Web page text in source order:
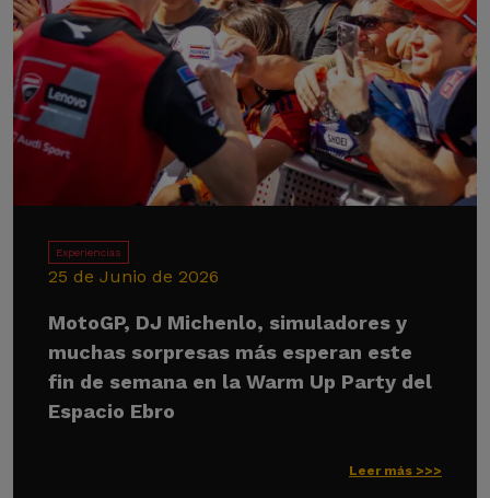
Experiencias
25 de Junio de 2026
MotoGP, DJ Michenlo, simuladores y
muchas sorpresas más esperan este
fin de semana en la Warm Up Party del
Espacio Ebro
Leer más >>>